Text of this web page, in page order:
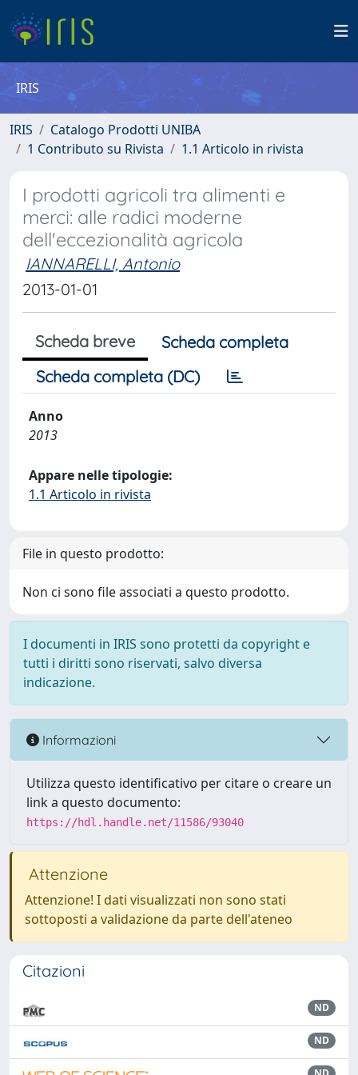
IRIS
IRIS
Catalogo Prodotti UNIBA
1 Contributo su Rivista
1.1 Articolo in rivista
I prodotti agricoli tra alimenti e
merci: alle radici moderne
dell'eccezionalità agricola
IANNARELLI, Antonio
2013-01-01
Scheda breve
Scheda completa
Scheda completa (DC)
Anno
2013
Appare nelle tipologie:
1.1 Articolo in rivista
File in questo prodotto:
Non ci sono file associati a questo prodotto.
I documenti in IRIS sono protetti da copyright e
tutti i diritti sono riservati, salvo diversa
indicazione.
Informazioni
Utilizza questo identificativo per citare o creare un
link a questo documento:
https://hdl.handle.net/11586/93040
Attenzione
Attenzione! I dati visualizzati non sono stati
sottoposti a validazione da parte dell'ateneo
Citazioni
ND
ND